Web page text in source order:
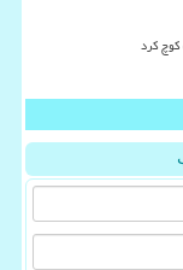
کوچ کرد